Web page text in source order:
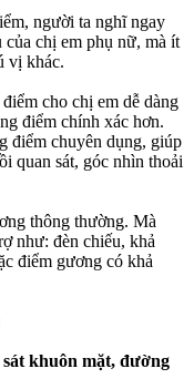
người ta nghĩ ngay
của chị em phụ nữ, mà ít
vị khác.
cho chị em dễ dàng
điểm chính xác hơn.
điểm chuyên dụng, giúp
quan sát, góc nhìn thoải
thông thường. Mà
như: đèn chiếu, khả
điểm gương có khả
khuôn mặt, đường